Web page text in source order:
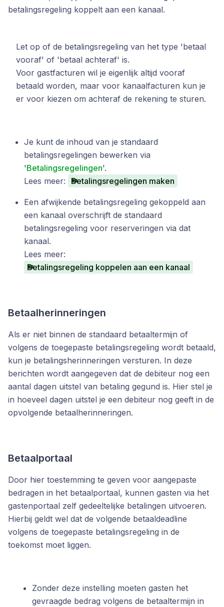
betalingsregeling koppelt aan een kanaal.
Let op of de betalingsregeling van het type 'betaal
vooraf' of 'betaal achteraf' is.
Voor gastfacturen wil je eigenlijk altijd vooraf
betaald worden, maar voor kanaalfacturen kun je
er voor kiezen om achteraf de rekening te sturen.
Je kunt de inhoud van je standaard
betalingsregelingen bewerken via
'Betalingsregelingen'.
Lees meer:
Betalingsregelingen maken
Een afwijkende betalingsregeling gekoppeld aan
een kanaal overschrijft de standaard
betalingsregeling voor reserveringen via dat
kanaal.
Lees meer:
Betalingsregeling koppelen aan een kanaal
Betaalherinneringen
Als er niet binnen de standaard betaaltermijn of
volgens de toegepaste betalingsregeling wordt betaald,
kun je betalingsherinneringen versturen. In deze
berichten wordt aangegeven dat de debiteur nog een
aantal dagen uitstel van betaling gegund is. Hier stel je
in hoeveel dagen uitstel je een debiteur nog geeft in de
opvolgende betaalherinneringen.
Betaalportaal
Door hier toestemming te geven voor aangepaste
bedragen in het betaalportaal, kunnen gasten via het
gastenportaal zelf gedeeltelijke betalingen uitvoeren.
Hierbij geldt wel dat de volgende betaaldeadline
volgens de toegepaste betalingsregeling in de
toekomst moet liggen.
Zonder deze instelling moeten gasten het
gevraagde bedrag volgens de betaaltermijn in